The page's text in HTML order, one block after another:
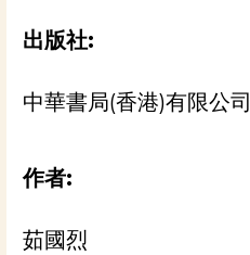
出版社:
中華書局(香港)有限公司
作者:
茹國烈